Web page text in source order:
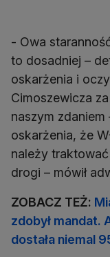
- Owa
to dosadniej –
oskarżenia i
Cimoszewicza
naszym zdaniem
oskarżenia, że
należy
drogi – mówił
ZOBACZ TEŻ:
zdobył mandat.
dostała niemal